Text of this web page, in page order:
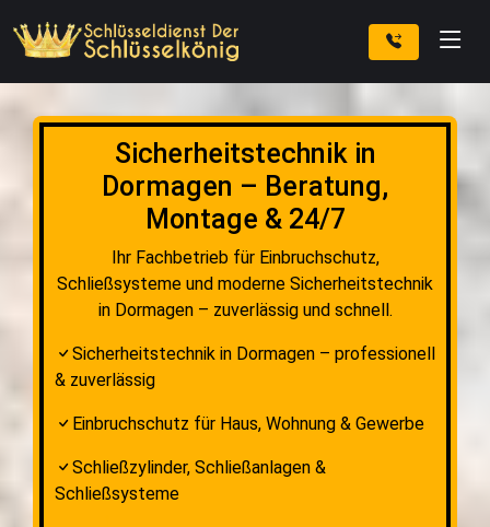
Sicherheitstechnik in
Dormagen – Beratung,
Montage & 24/7
Ihr Fachbetrieb für Einbruchschutz,
Schließsysteme und moderne Sicherheitstechnik
in Dormagen – zuverlässig und schnell.
Sicherheitstechnik in Dormagen – professionell
& zuverlässig
Einbruchschutz für Haus, Wohnung & Gewerbe
Schließzylinder, Schließanlagen &
Schließsysteme